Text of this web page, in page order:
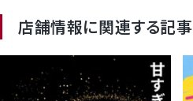
店舗情報に関連する記事